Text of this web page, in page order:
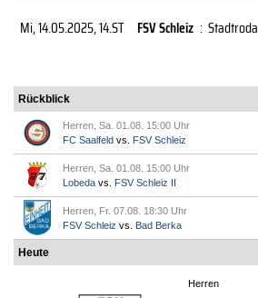
Mi, 14.05.2025, 14.ST FSV Schleiz : Stadtroda
Rückblick
Herren, Sa. 01.08. 15:00 Uhr
FC Saalfeld vs. FSV Schleiz
Herren, Sa. 01.08. 15:00 Uhr
Lobeda vs. FSV Schleiz II
Herren, Fr. 07.08. 18:30 Uhr
FSV Schleiz vs. Bad Berka
Heute
Herren